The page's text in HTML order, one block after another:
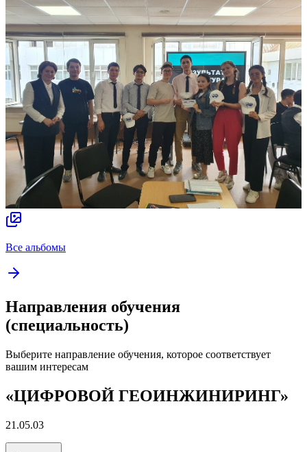
Все альбомы
Направления обучения
(специальность)
Выберите направление обучения, которое соответствует
вашим интересам
«ЦИФРОВОЙ ГЕОИНЖИНИРИНГ»
21.05.03